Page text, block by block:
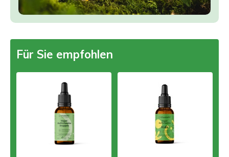
Für Sie empfohlen